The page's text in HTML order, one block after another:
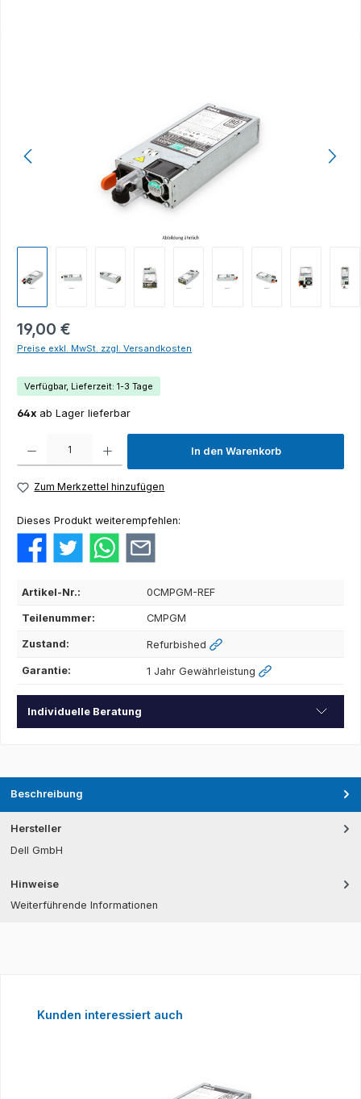
19,00 €
Preise exkl. MwSt. zzgl. Versandkosten
Verfügbar, Lieferzeit: 1-3 Tage
64x ab Lager lieferbar
In den Warenkorb
Zum Merkzettel hinzufügen
Dieses Produkt weiterempfehlen:
Artikel-Nr.: 0CMPGM-REF
Teilenummer: CMPGM
Zustand: Refurbished
Garantie: 1 Jahr Gewährleistung
Individuelle Beratung
Beschreibung
Hersteller
Dell GmbH
Hinweise
Weiterführende Informationen
Produktgalerie überspringen
Kunden interessiert auch